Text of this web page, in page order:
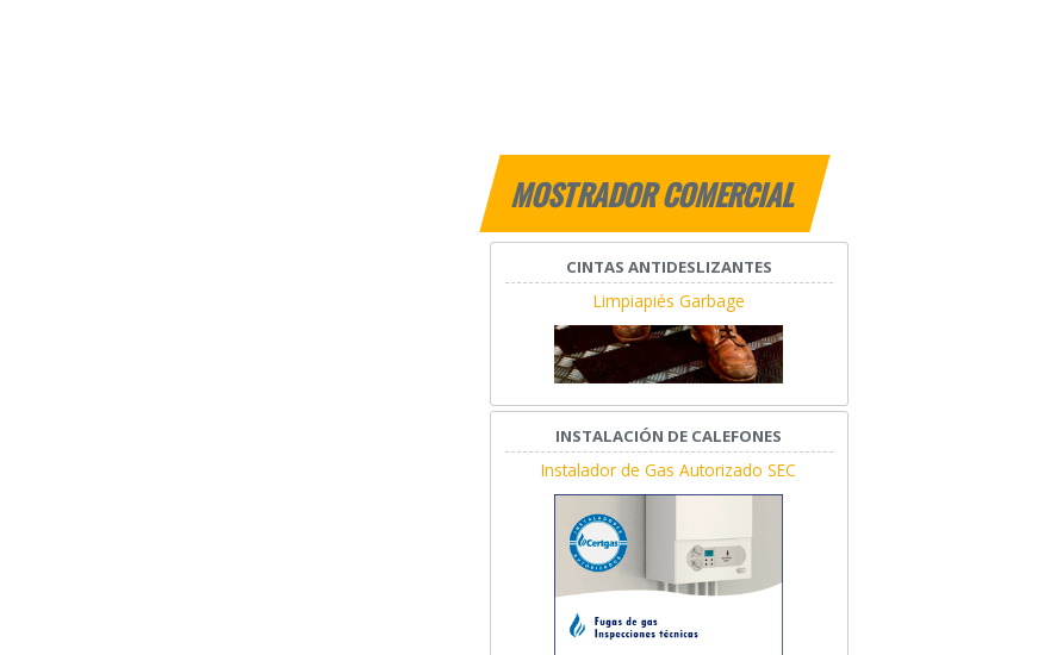
MOSTRADOR COMERCIAL
CINTAS ANTIDESLIZANTES
Limpiapiés Garbage
INSTALACIÓN DE CALEFONES
Instalador de Gas Autorizado SEC